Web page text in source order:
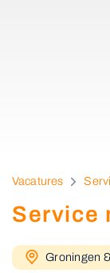
Vacatures
Service
Groningen